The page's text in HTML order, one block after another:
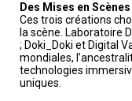
Des Mises en
Ces trois créations
la scène. Laboratoire
; Doki_Doki et Digital
mondiales,
technologies
uniques.